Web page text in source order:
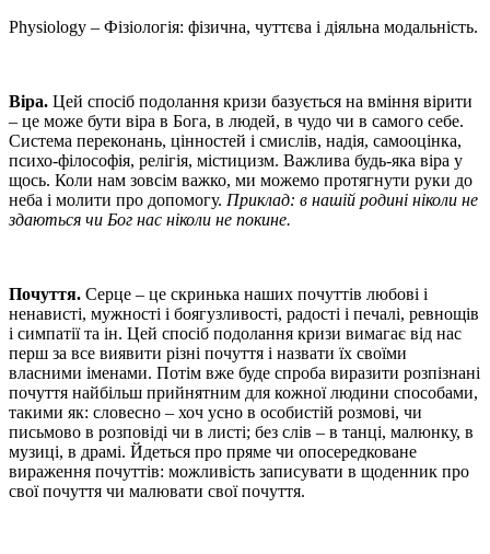
Physiology – Фізіологія: фізична, чуттєва і діяльна модальність.
Віра. Цей спосіб подолання кризи базується на вміння вірити
– це може бути віра в Бога, в людей, в чудо чи в самого себе.
Система переконань, цінностей і смислів, надія, самооцінка,
психо-філософія, релігія, містицизм. Важлива будь-яка віра у
щось. Коли нам зовсім важко, ми можемо протягнути руки до
неба і молити про допомогу. Приклад: в нашій родині ніколи не
здаються чи Бог нас ніколи не покине.
Почуття. Серце – це скринька наших почуттів любові і
ненависті, мужності і боягузливості, радості і печалі, ревнощів
і симпатії та ін. Цей спосіб подолання кризи вимагає від нас
перш за все виявити різні почуття і назвати їх своїми
власними іменами. Потім вже буде спроба виразити розпізнані
почуття найбільш прийнятним для кожної людини способами,
такими як: словесно – хоч усно в особистій розмові, чи
письмово в розповіді чи в листі; без слів – в танці, малюнку, в
музиці, в драмі. Йдеться про пряме чи опосередковане
вираження почуттів: можливість записувати в щоденник про
свої почуття чи малювати свої почуття.